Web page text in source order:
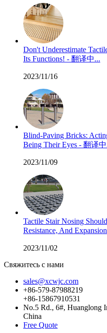
Don't Underestimate
Its Functions! - 翻译中...
2023/11/16
Blind-Paving Bricks:
Being Their Eyes - 翻译
2023/11/09
Tactile Stair Nosing
Resistance, And
2023/11/02
Свяжитесь с нами
sales@xcwjc.com
+86-579-87988219
+86-15867910531
No.5 Rd., 6#, Huanglong
China
Free Quote